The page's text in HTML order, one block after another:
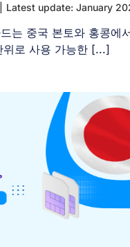
Latest update: January
는 중국 본토와 홍콩에
로 사용 가능한 [...]